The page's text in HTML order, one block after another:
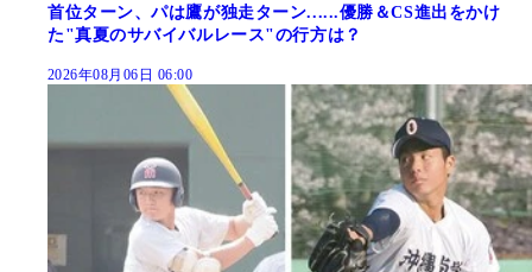
首位ターン、パは鷹が独走ターン......優勝＆CS進出をかけ
た"真夏のサバイバルレース"の行方は？
2026年08月06日 06:00